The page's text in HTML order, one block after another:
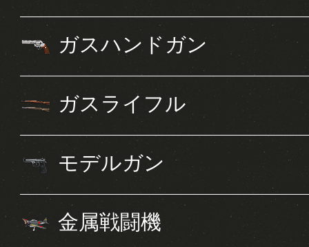
ガスハンドガン
ガスライフル
モデルガン
金属戦闘機